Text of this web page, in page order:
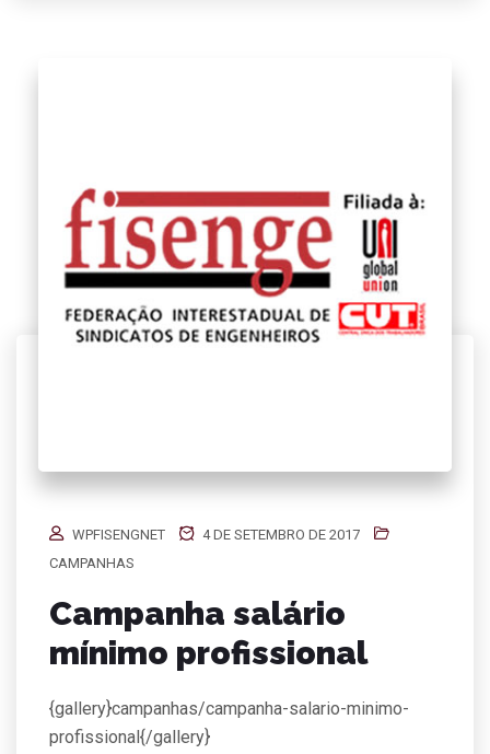
WPFISENGNET
4 DE SETEMBRO DE 2017
CAMPANHAS
Campanha salário
mínimo profissional
{gallery}campanhas/campanha-salario-minimo-
profissional{/gallery}